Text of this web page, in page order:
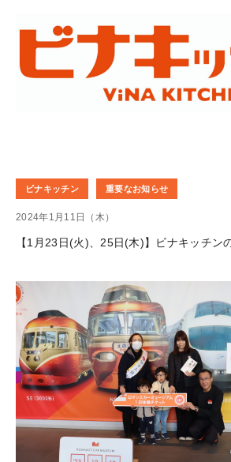
ビナキッチン 重要なお知らせ
2024年1月11日（木）
【1月23日(火)、25日(木)】ビナキッチン